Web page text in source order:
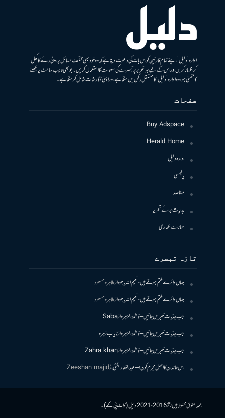
ادارہ ’دلیل‘ اپنے تمام قارئین کو اس بات کی دعوت دیتا ہے کہ وہ خود بھی مختلف مسائل پر اپنی رائے کا کھل
کر اظہار کریں اور اس کے لیے ہر تحریر پر تبصرے کی سہولت کا استعمال کریں۔ جو بھی ویب سائٹ پر لکھنے
کا متمنی ہو، وہ ادارہ ’دلیل‘ کا مستقل رکن بن سکتا ہے اور اپنی نگارشات شامل کرسکتا ہے۔
صفحات
Buy Adspace
Herald Home
ادارہ دلیل
پالیسی
مقاصد
ہدایات برائے تحریر
ہمارے لکھاری
تازہ تبصرے
جہاں دائرے ختم ہوتے ہیں- نعیم اللہ باجوہازطاہرہ مسعود
جہاں دائرے ختم ہوتے ہیں- نعیم اللہ باجوہازطاہرہ مسعود
جب جذبات خبر بن جائیں – فاطمۃالزہرہازSaba
جب جذبات خبر بن جائیں – فاطمۃالزہرہازنایاب زہرہ
جب جذبات خبر بن جائیں – فاطمۃالزہرہازZahra khan
اس خاندان کا اصل مجرم کون! – عبدالغفار بگٹیازZeeshan majid
جملہ حقوق محفوظ ہیں © 2016-2021 دلیل (ڈاٹ پی کے)۔